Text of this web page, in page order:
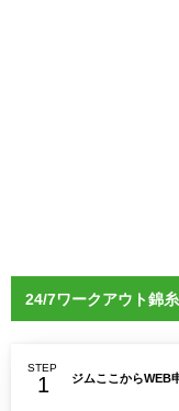
24/7ワークアウト錦
STEP
ジムここからWEB